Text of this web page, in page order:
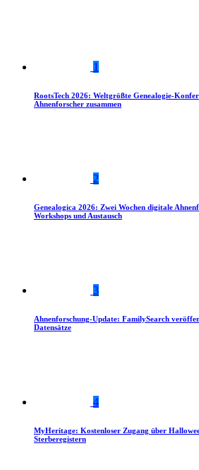
1
RootsTech 2026: Weltgrößte Genealogie-
Ahnenforscher zusammen
2
Genealogica 2026: Zwei Wochen digitale
Workshops und Austausch
3
Ahnenforschung-Update: FamilySearch
Datensätze
4
MyHeritage: Kostenloser Zugang über
Sterberegistern